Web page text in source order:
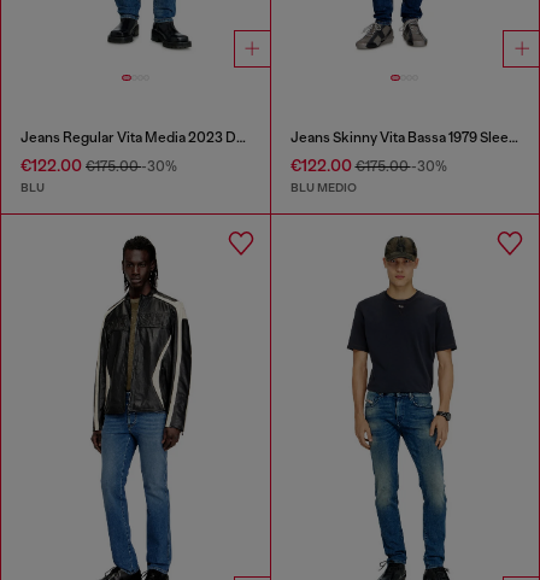
Jeans Regular Vita Media 2023 D-Finitive
€122.00 €175.00-30%
BLU
Jeans Skinny Vita Bassa 1979 Sleenker
€122.00€175.00-30%
BLU MEDIO